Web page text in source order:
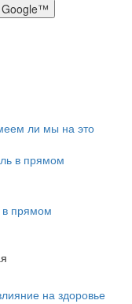
ли мы на это
в прямом